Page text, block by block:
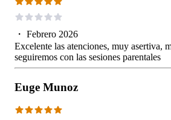
・ Febrero 2026
Excelente las atenciones, muy asertiva,
seguiremos con las sesiones parentales
Euge Munoz